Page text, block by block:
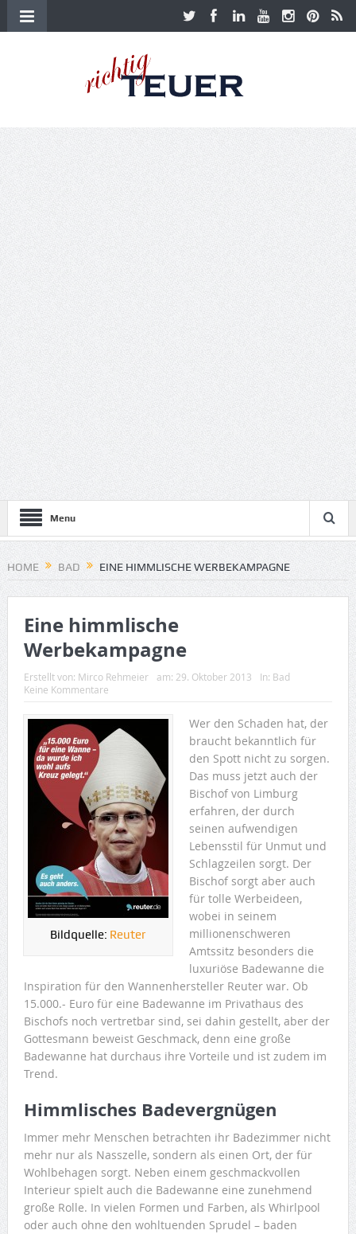
Menu
HOME BAD EINE HIMMLISCHE WERBEKAMPAGNE
Eine himmlische
Werbekampagne
Erstellt von: Mirco Rehmeier am: 29. Oktober 2013 In: Bad
Keine Kommentare
Bildquelle: Reuter
Wer den Schaden hat, der
braucht bekanntlich für
den Spott nicht zu sorgen.
Das muss jetzt auch der
Bischof von Limburg
erfahren, der durch
seinen aufwendigen
Lebensstil für Unmut und
Schlagzeilen sorgt. Der
Bischof sorgt aber auch
für tolle Werbeideen,
wobei in seinem
millionenschweren
Amtssitz besonders die
luxuriöse Badewanne die
Inspiration für den Wannenhersteller Reuter war. Ob
15.000.- Euro für eine Badewanne im Privathaus des
Bischofs noch vertretbar sind, sei dahin gestellt, aber der
Gottesmann beweist Geschmack, denn eine große
Badewanne hat durchaus ihre Vorteile und ist zudem im
Trend.
Himmlisches Badevergnügen
Immer mehr Menschen betrachten ihr Badezimmer nicht
mehr nur als Nasszelle, sondern als einen Ort, der für
Wohlbehagen sorgt. Neben einem geschmackvollen
Interieur spielt auch die Badewanne eine zunehmend
große Rolle. In vielen Formen und Farben, als Whirlpool
oder auch ohne den wohltuenden Sprudel – baden